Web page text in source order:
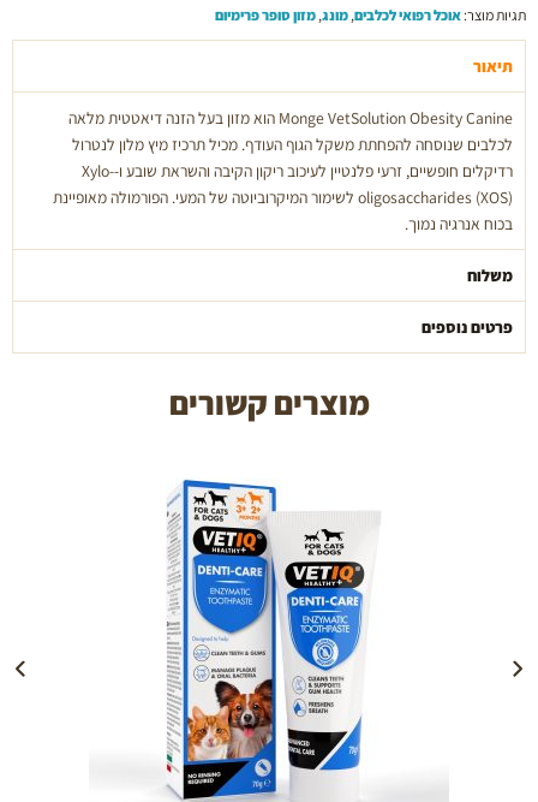
אובסיטי
כלב
קג
תגיות מוצר:אוכל רפואי לכלבים,מונג,מזון סופר פרימיום
תיאור
Monge VetSolution Obesity Canine הוא מזון בעל הזנה דיאטטית מלאה
לכלבים שנוסחה להפחתת משקל הגוף העודף. מכיל תרכיז מיץ מלון לנטרול
רדיקלים חופשיים, זרעי פלנטיין לעיכוב ריקון הקיבה והשראת שובע ו-Xylo-
oligosaccharides (XOS
) לשימור המיקרוביוטה של המעי. הפורמולה מאופיינת
בכוח אנרגיה נמוך.
משלוח
פרטים נוספים
מוצרים קשורים
הוספה לעגלה